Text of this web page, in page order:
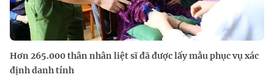
Hơn 265.000 thân nhân liệt sĩ đã được lấy mẫu phục vụ xác
định danh tính